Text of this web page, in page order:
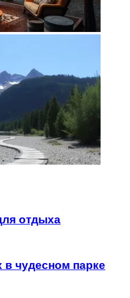
отдыха
чудесном парке